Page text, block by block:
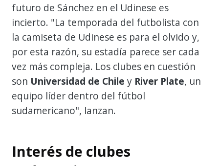
futuro de Sánchez en el Udinese es
incierto. "La temporada del futbolista con
la camiseta de Udinese es para el olvido y,
por esta razón, su estadía parece ser cada
vez más compleja. Los clubes en cuestión
son Universidad de Chile y River Plate, un
equipo líder dentro del fútbol
sudamericano", lanzan.
Interés de clubes